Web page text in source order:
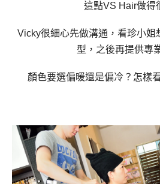
這點VS Hair做得
Vicky很細心先做溝通，看珍小姐
型，之後再提供專
顏色要選偏暖還是偏冷？怎樣